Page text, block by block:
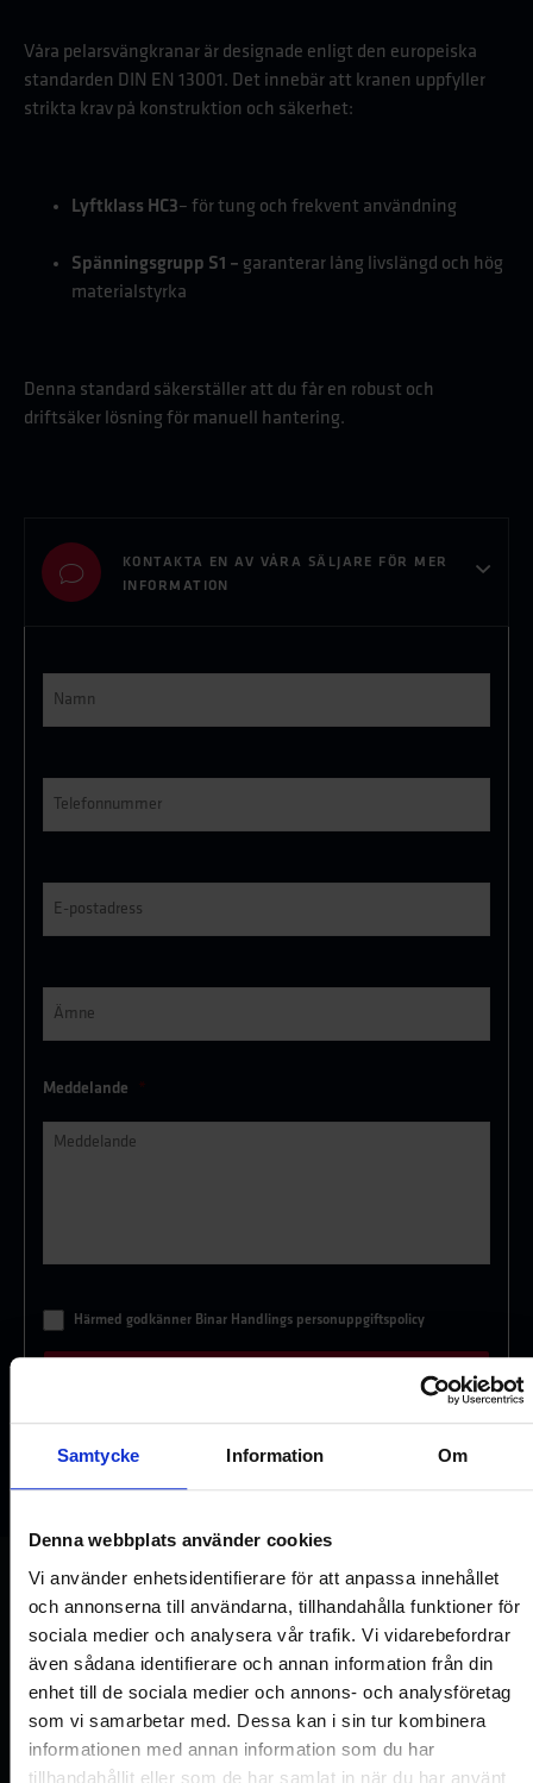
Samtycke Information Om
Denna webbplats använder cookies
Vi använder enhetsidentifierare för att anpassa innehållet
och annonserna till användarna, tillhandahålla funktioner för
sociala medier och analysera vår trafik. Vi vidarebefordrar
även sådana identifierare och annan information från din
enhet till de sociala medier och annons- och analysföretag
som vi samarbetar med. Dessa kan i sin tur kombinera
informationen med annan information som du har
tillhandahållit eller som de har samlat in när du har använt
Våra pelarsvängkranar är designade enligt den europeiska
standarden DIN EN 13001. Det innebär att kranen uppfyller
strikta krav på konstruktion och säkerhet:
Lyftklass HC3– för tung och frekvent användning
Spänningsgrupp S1 – garanterar lång livslängd och hög
materialstyrka
Denna standard säkerställer att du får en robust och
driftsäker lösning för manuell hantering.
KONTAKTA EN AV VÅRA SÄLJARE FÖR MER
INFORMATION
Namn *
E-
post
Ämne *
Meddelande *
Härmed godkänner Binar Handlings personuppgiftspolicy
TEKNISKA DATA
Lyftkapacitet